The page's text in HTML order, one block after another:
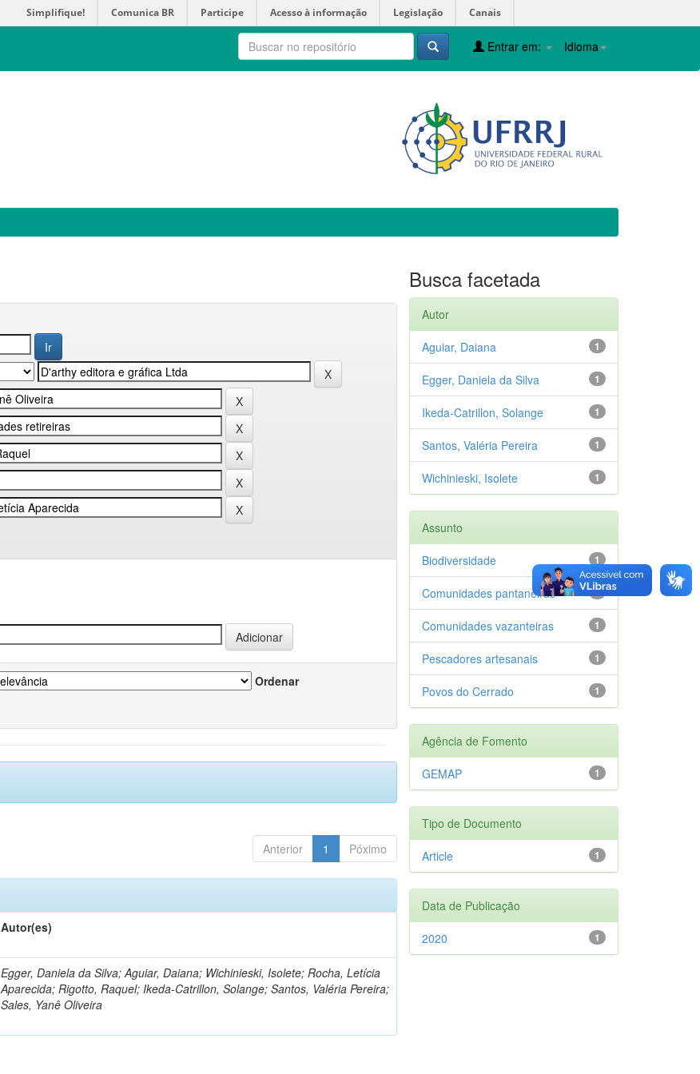
Simplifique! Comunica BR Participe Acesso à informação Legislação Canais
Idioma
Entrar em:
Ordenar
Anterior 1 Póximo
Autor(es)
Egger, Daniela da Silva; Aguiar, Daiana; Wichinieski, Isolete; Rocha, Letícia
Aparecida; Rigotto, Raquel; Ikeda-Catrillon, Solange; Santos, Valéria Pereira;
Sales, Yanê Oliveira
Busca facetada
Autor
1
Aguiar, Daiana
1
Egger, Daniela da Silva
1
Ikeda-Catrillon, Solange
1
Santos, Valéria Pereira
1
Wichinieski, Isolete
Assunto
1
Biodiversidade
1
Comunidades pantaneiras
1
Comunidades vazanteiras
1
Pescadores artesanais
1
Povos do Cerrado
Agência de Fomento
1
GEMAP
Tipo de Documento
1
Article
Data de Publicação
1
2020